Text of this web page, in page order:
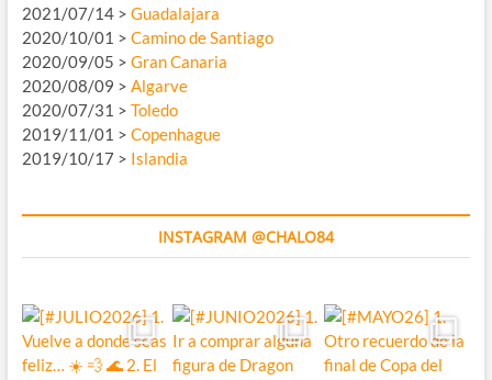
2021/07/14 > Guadalajara
2020/10/01 > Camino de Santiago
2020/09/05 > Gran Canaria
2020/08/09 > Algarve
2020/07/31 > Toledo
2019/11/01 > Copenhague
2019/10/17 > Islandia
INSTAGRAM @CHALO84